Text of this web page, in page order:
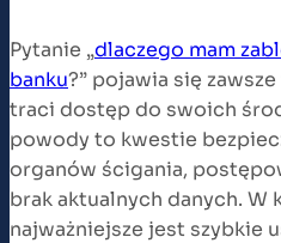
Pytanie „dlaczego mam
banku?” pojawia się
traci dostęp do swoich
powody to kwestie
organów ścigania,
brak aktualnych danych. W
najważniejsze jest szybkie